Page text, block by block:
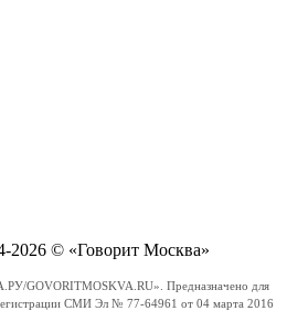
2026 © «Говорит Москва»
GOVORITMOSKVA.RU». Предназначено для
СМИ Эл № 77-64961 от 04 марта 2016